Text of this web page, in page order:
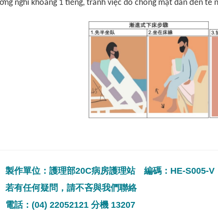
nghỉ khoảng 1 tiếng, tránh việc do chóng mặt dẫn đến té
製作單位：護理部20C病房護理站 編碼：HE-S005-V
若有任何疑問，請不吝與我們聯絡
電話：(04) 22052121 分機 13207